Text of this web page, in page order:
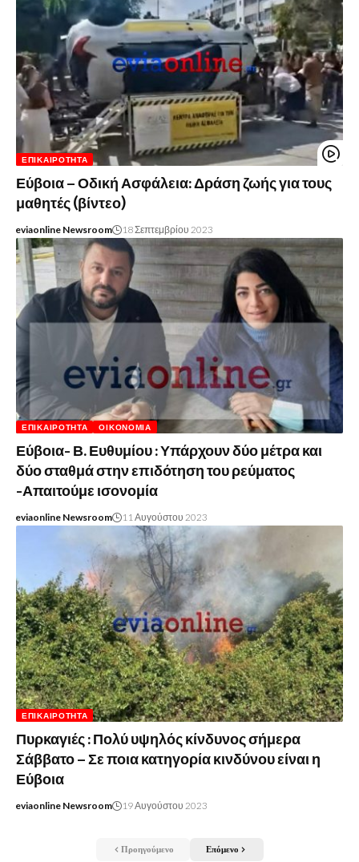
ΕΠΙΚΑΙΡΌΤΗΤΑ
Εύβοια – Οδική Ασφάλεια: Δράση ζωής για τους
μαθητές (βίντεο)
eviaonline Newsroom 18 Σεπτεμβρίου 2023
ΕΠΙΚΑΙΡΌΤΗΤΑ ΟΙΚΟΝΟΜΊΑ
Εύβοια- Β. Ευθυμίου : Υπάρχουν δύο μέτρα και
δύο σταθμά στην επιδότηση του ρεύματος
-Απαιτούμε ισονομία
eviaonline Newsroom 11 Αυγούστου 2023
ΕΠΙΚΑΙΡΌΤΗΤΑ
Πυρκαγιές : Πολύ υψηλός κίνδυνος σήμερα
Σάββατο – Σε ποια κατηγορία κινδύνου είναι η
Εύβοια
eviaonline Newsroom 19 Αυγούστου 2023
Προηγούμενο Επόμενο